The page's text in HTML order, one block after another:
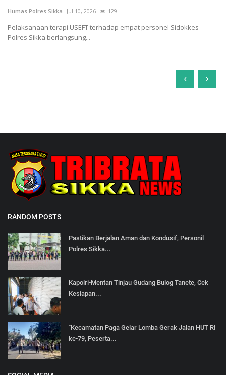
Humas Polres Sikka Jul 10, 2026 129
Pelaksanaan terapi USEFT terhadap empat personel Sidokkes
Polres Sikka berlangsung...
‹ ›
RANDOM POSTS
Pastikan Berjalan Aman dan Kondusif, Personil
Polres Sikka...
Kapolri-Mentan Tinjau Gudang Bulog Tanete, Cek
Kesiapan...
"Kecamatan Paga Gelar Lomba Gerak Jalan HUT RI
ke-79, Peserta...